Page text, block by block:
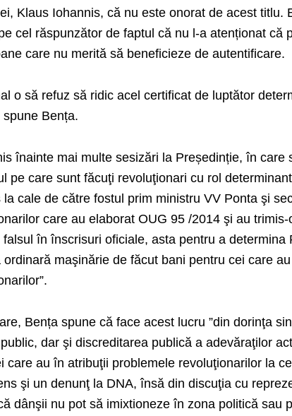
Klaus Iohannis, că nu este onorat de acest titlu.
cel răspunzător de faptul că nu l-a atenționat că
care nu merită să beneficieze de autentificare.
o să refuz să ridic acel certificat de luptător
spune Bența.
înainte mai multe sesizări la Președinție, în care
pe care sunt făcuţi revoluţionari cu rol
la cale de către fostul prim ministru VV Ponta şi
care au elaborat OUG 95 /2014 şi au
falsul în înscrisuri oficiale,asta pentru a determina
ordinară maşinărie de făcut bani pentru cei care
Bența spune că face acest lucru ”din dorinţa
dar şi discreditarea publică a adevăraţilor
care au în atribuţii problemele revoluţionarilor la
şi un denunţ la DNA, însă din discuţia cu
dânşii nu pot să imixtioneze în zona politică sau